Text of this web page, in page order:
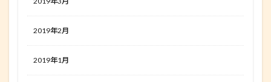
2019年2月
2019年1月